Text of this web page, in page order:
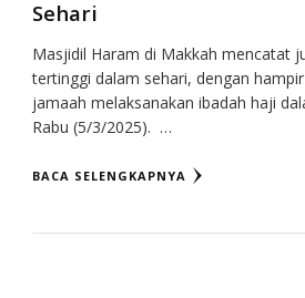
Sehari
Masjidil Haram di Makkah mencatat
tertinggi dalam sehari, dengan
jamaah melaksanakan ibadah haji
Rabu (5/3/2025). …
BACA SELENGKAPNYA